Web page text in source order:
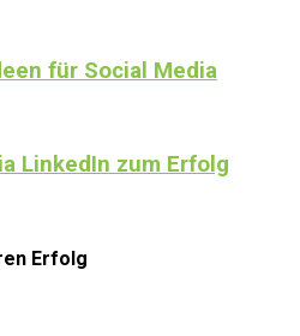
für Social Media
LinkedIn zum Erfolg
Erfolg